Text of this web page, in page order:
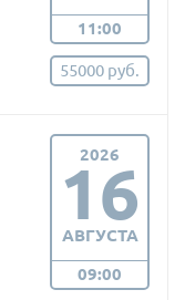
11:00
55000 руб.
2026
16
АВГУСТА
09:00